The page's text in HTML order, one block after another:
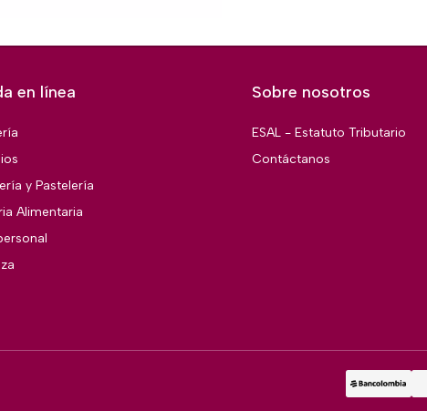
en línea
y Pastelería
Alimentaria
Sobre nosotros
ESAL - Estatuto Tributario
Contáctanos